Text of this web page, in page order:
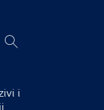
Pretraži:
i